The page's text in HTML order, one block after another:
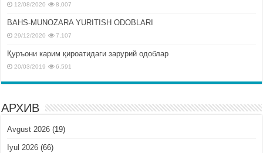
12/08/2020 8,007
BAHS-MUNOZARA YURITISH ODOBLARI
29/12/2020 7,107
Қуръони карим қироатидаги зарурий одоблар
20/03/2019 6,591
АРХИВ
Avgust 2026 (19)
Iyul 2026 (66)